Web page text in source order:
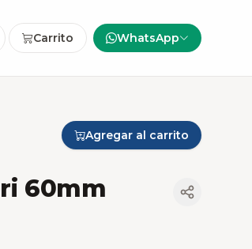
Carrito WhatsApp
Agregar al carrito
60mm